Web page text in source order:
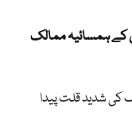
کے ہمسائیہ ممالک
کی شدید قلت پیدا